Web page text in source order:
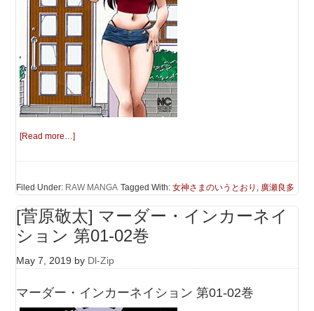
[Read more…]
Filed Under: RAW MANGA Tagged With:女神さまのいうとおり , 廣瀬良多
[菅原敬太] マーダー・インカーネイ
ション 第01-02巻
May 7, 2019 by Dl-Zip
マーダー・インカーネイション 第01-02巻